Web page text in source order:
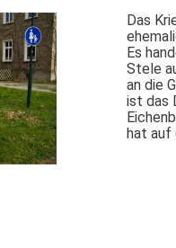
Das
Es
Stele
an die
ist das
hat auf